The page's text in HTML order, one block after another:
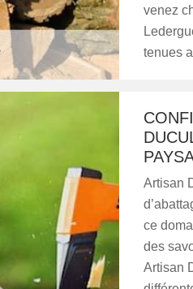
venez
tenues
Artisan
ce
des
Artisan